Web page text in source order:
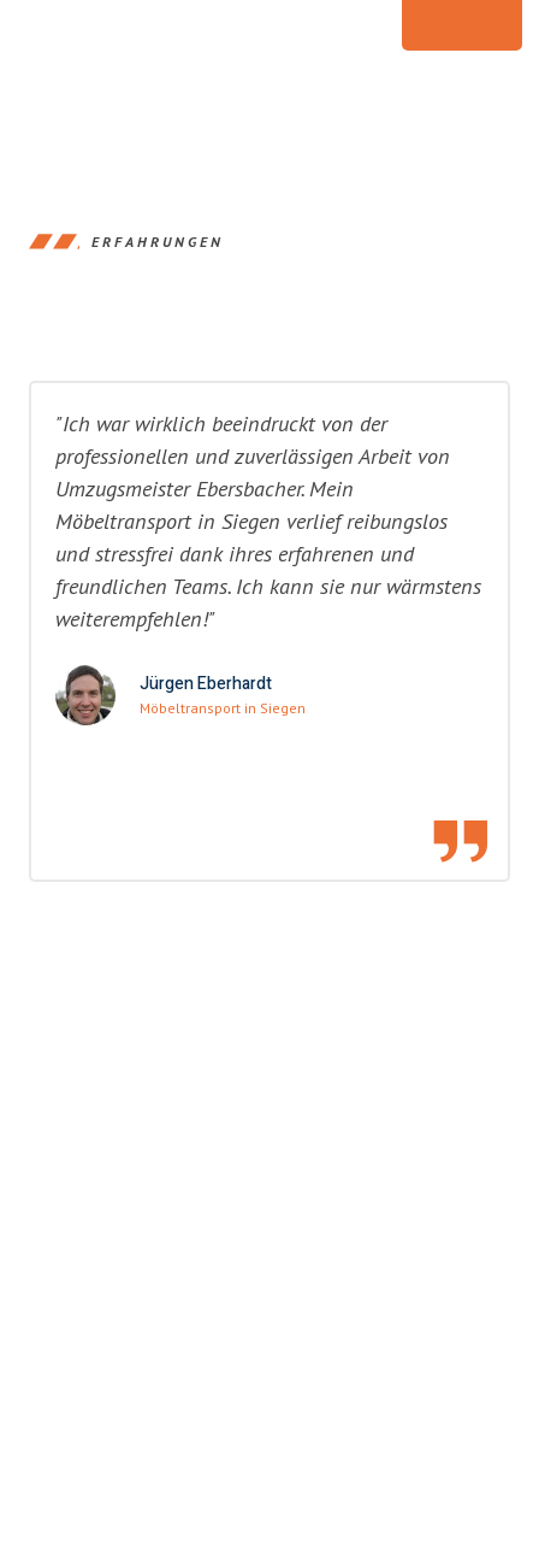
ERFAHRUNGEN
"Ich war wirklich beeindruckt von der
professionellen und zuverlässigen Arbeit von
Umzugsmeister Ebersbacher. Mein
Möbeltransport in Siegen verlief reibungslos
und stressfrei dank ihres erfahrenen und
freundlichen Teams. Ich kann sie nur wärmstens
weiterempfehlen!"
Jürgen Eberhardt
Möbeltransport in Siegen